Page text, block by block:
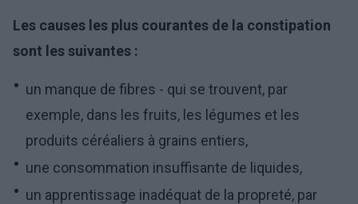
Les causes les plus courantes de la constipation
sont les suivantes :
un manque de fibres - qui se trouvent, par
exemple, dans les fruits, les légumes et les
produits céréaliers à grains entiers,
une consommation insuffisante de liquides,
un apprentissage inadéquat de la propreté, par